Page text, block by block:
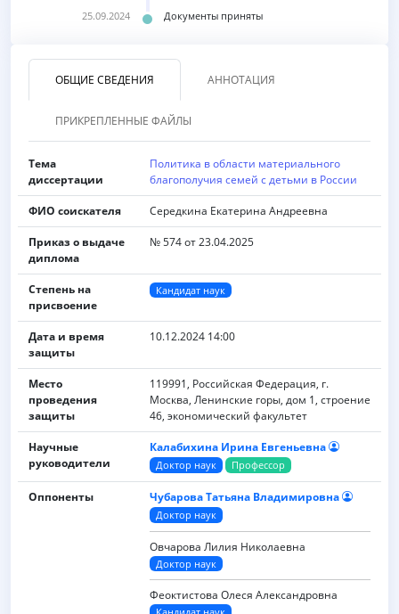
25.09.2024 Документы приняты
ОБЩИЕ СВЕДЕНИЯ АННОТАЦИЯ
ПРИКРЕПЛЕННЫЕ ФАЙЛЫ
Тема
диссертации
Политика в области материального
благополучия семей с детьми в России
ФИО соискателя Середкина Екатерина Андреевна
Приказ о выдаче
диплома
№ 574 от 23.04.2025
Степень на
присвоение
Кандидат наук
Дата и время
защиты
10.12.2024 14:00
Место
проведения
защиты
119991, Российская Федерация, г.
Москва, Ленинские горы, дом 1, строение
46, экономический факультет
Научные
руководители
Калабихина Ирина Евгеньевна
Доктор наук Профессор
Оппоненты Чубарова Татьяна Владимировна
Доктор наук
Овчарова Лилия Николаевна
Доктор наук
Феоктистова Олеся Александровна